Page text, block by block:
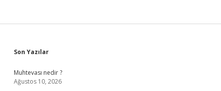
Sidebar
Son Yazılar
Muhtevası nedir ?
Ağustos 10, 2026